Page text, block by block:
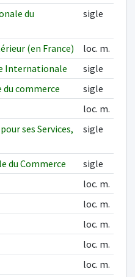
du
sigle
(en France)
loc. m.
Internationale
sigle
du commerce
sigle
loc. m.
ses Services,
sigle
du Commerce
sigle
loc. m.
loc. m.
loc. m.
loc. m.
loc. m.